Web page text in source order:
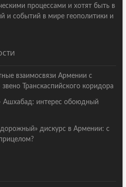
процессами и хотят быть в
и событий в мире геополитики и
взаимосвязи Армении с
звено Транскаспийского коридора
Ашхабад: интерес обоюдный
дискурс в Армении: с